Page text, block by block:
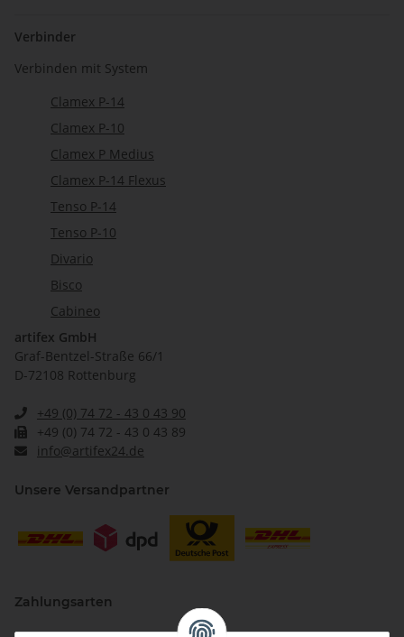
Verbinder
Verbinden mit System
Clamex P-14
Clamex P-10
Clamex P Medius
Clamex P-14 Flexus
Tenso P-14
Tenso P-10
Divario
Bisco
Cabineo
artifex GmbH
Graf-Bentzel-Straße 66/1
D-72108 Rottenburg
+49 (0) 74 72 - 43 0 43 90
+49 (0) 74 72 - 43 0 43 89
info@artifex24.de
Unsere Versandpartner
Zahlungsarten